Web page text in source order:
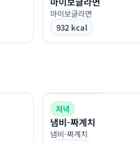
마이보글라면
932 kcal
저녁
냄비-짜계치
냄비-짜계치